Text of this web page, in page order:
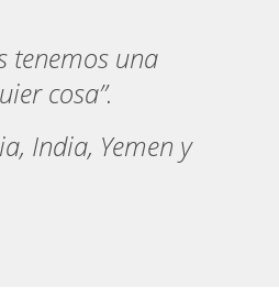
tenemos una
cosa”.
India, Yemen y